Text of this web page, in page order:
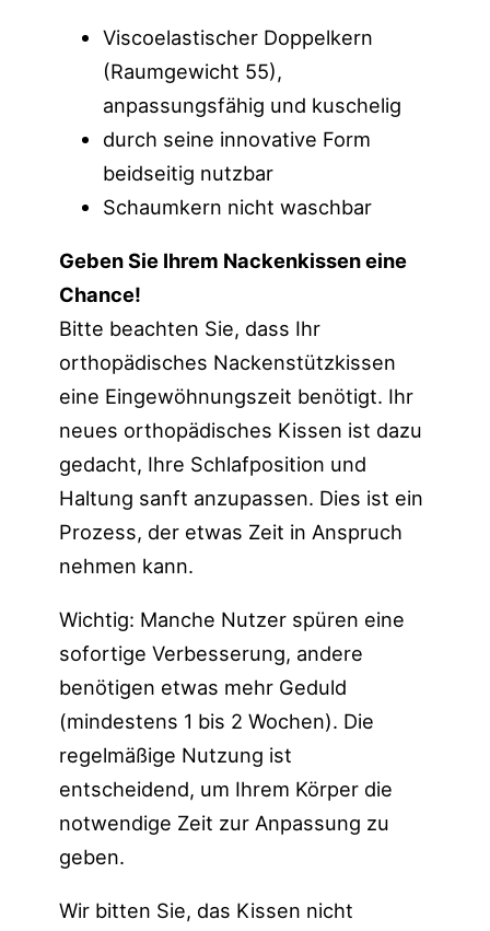
Viscoelastischer Doppelkern
(Raumgewicht 55),
anpassungsfähig und kuschelig
durch seine innovative Form
beidseitig nutzbar
Schaumkern nicht waschbar
Geben Sie Ihrem Nackenkissen eine
Chance!
Bitte beachten Sie, dass Ihr
orthopädisches Nackenstützkissen
eine Eingewöhnungszeit benötigt. Ihr
neues orthopädisches Kissen ist dazu
gedacht, Ihre Schlafposition und
Haltung sanft anzupassen. Dies ist ein
Prozess, der etwas Zeit in Anspruch
nehmen kann.
Wichtig: Manche Nutzer spüren eine
sofortige Verbesserung, andere
benötigen etwas mehr Geduld
(mindestens 1 bis 2 Wochen). Die
regelmäßige Nutzung ist
entscheidend, um Ihrem Körper die
notwendige Zeit zur Anpassung zu
geben.
Wir bitten Sie, das Kissen nicht